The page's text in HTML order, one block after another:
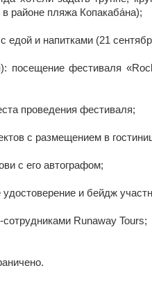
районе пляжа Копакаба́на);
едой и напитками (21
посещение фестиваля
проведения фестиваля;
с размещением в
с его автографом;
и бейдж
Runaway Tours;